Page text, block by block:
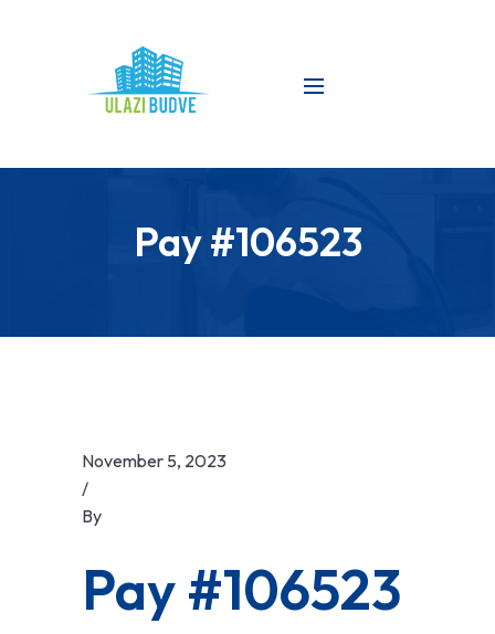
Pay #106523
November 5, 2023
/
By
Pay #106523